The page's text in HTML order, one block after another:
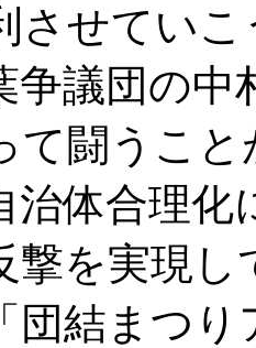
させてい
議団の中
て闘うこ
治体合理
撃を実現
結まつり